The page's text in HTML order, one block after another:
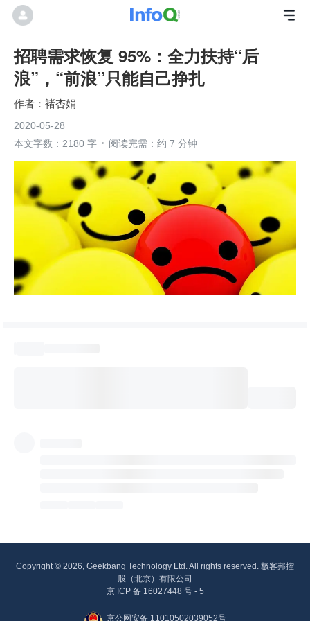
招聘需求恢复 95%：全力扶持“后
浪”，“前浪”只能自己挣扎
褚杏娟
2020-05-28
本文字数：2180 字
阅读完需：约 7 分钟
Copyright © 2026, Geekbang Technology Ltd. All rights reserved. 极客邦控
股（北京）有限公司
京 ICP 备 16027448 号 - 5
京公网安备 11010502039052号